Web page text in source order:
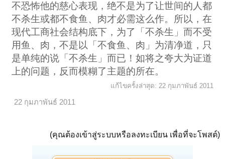
不恐怖他的慈心表现，绝不是为了让世间的人都
不杀生或都不食鱼、肉才必需这么作。所以，在
现代工商社会结构底下，为了「不杀生」而不受
用鱼、肉，不是以「不食鱼、肉」为清净道，只
是单纯的说「不杀生」而已！如将之夸大为证道
上的问题，反而模糊了主题的所在。
แก้ไขครั้งล่าสุด: 22 กุมภาพันธ์ 2011
22 กุมภาพันธ์ 2011
(คุณต้องเข้าสู่ระบบหรือลงทะเบียน เพื่อที่จะโพสต์)